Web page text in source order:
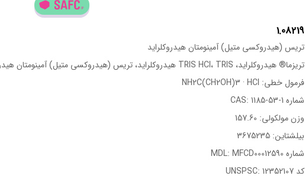
1.08219
تریس (هیدروکسی متیل) آمینومتان هیدروکلراید
تریزما® هیدروکلراید، TRIS HCl، TRIS هیدروکلراید، تریس (هیدروکسی متیل) آمینومتان هیدروکلراید، ترومتان هیدروکلراید
فرمول خطی: NH2C(CH2OH)3 · HCl
شماره CAS: 1185-53-1
وزن مولکولی: 157.60
بیلشتاین: 3675235
شماره MDL: MFCD00012590
کد UNSPSC: 12352107